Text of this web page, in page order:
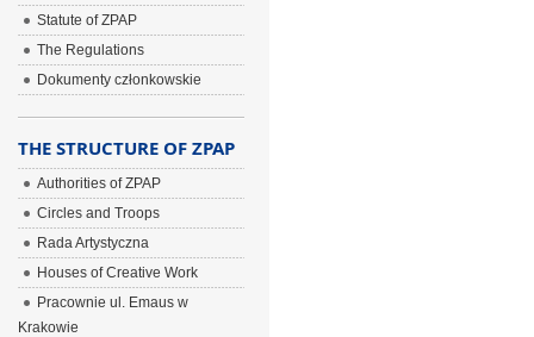
Statute of ZPAP
The Regulations
Dokumenty członkowskie
THE STRUCTURE OF ZPAP
Authorities of ZPAP
Circles and Troops
Rada Artystyczna
Houses of Creative Work
Pracownie ul. Emaus w
Krakowie